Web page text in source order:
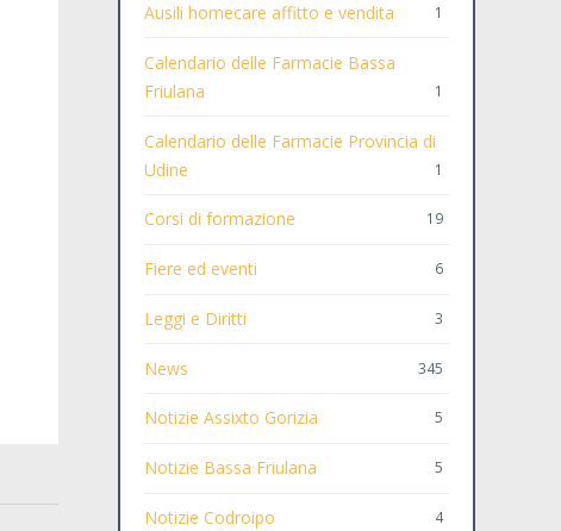
Ausili homecare affitto e vendita 1
Calendario delle Farmacie Bassa
Friulana
1
Calendario delle Farmacie Provincia di
Udine
1
Corsi di formazione 19
Fiere ed eventi 6
Leggi e Diritti 3
News 345
Notizie Assixto Gorizia 5
Notizie Bassa Friulana 5
Notizie Codroipo 4